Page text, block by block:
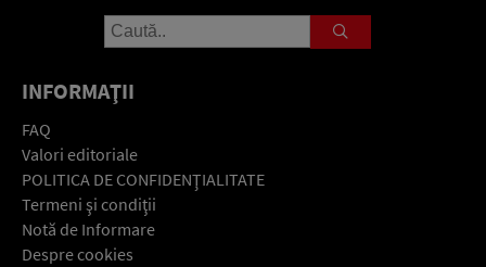
INFORMAŢII
FAQ
Valori editoriale
POLITICA DE CONFIDENŢIALITATE
Termeni şi condiţii
Notă de Informare
Despre cookies